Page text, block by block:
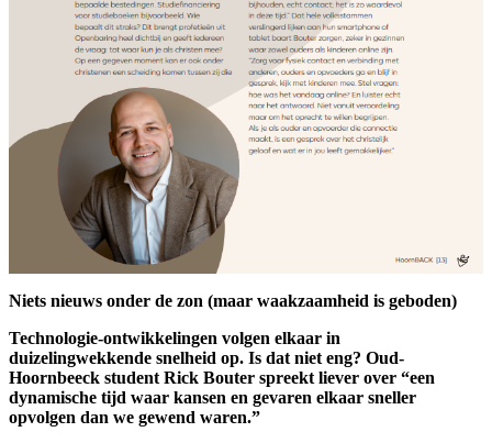
Niets nieuws onder de zon (maar waakzaamheid is geboden)
Technologie-ontwikkelingen volgen elkaar in
duizelingwekkende snelheid op. Is dat niet eng? Oud-
Hoornbeeck student Rick Bouter spreekt liever over “een
dynamische tijd waar kansen en gevaren elkaar sneller
opvolgen dan we gewend waren.”